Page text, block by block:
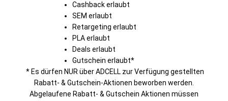
Cashback erlaubt
SEM erlaubt
Retargeting erlaubt
PLA erlaubt
Deals erlaubt
Gutschein erlaubt*
* Es dürfen NUR über ADCELL zur Verfügung gestellten
Rabatt- & Gutschein-Aktionen beworben werden.
Abgelaufene Rabatt- & Gutschein Aktionen müssen